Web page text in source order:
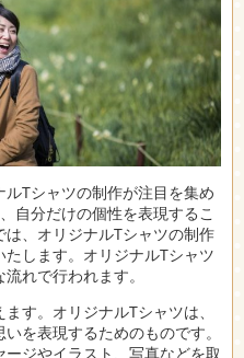
Tシャツの制作が注目を集め
自分だけの個性を表現するこ
、オリジナルTシャツの制作
します。オリジナルTシャツ
れで行われます。
す。オリジナルTシャツは、
を表現するためのものです。
ジやイラスト、写真などを取